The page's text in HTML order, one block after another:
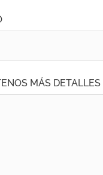
MÁS DETALLES